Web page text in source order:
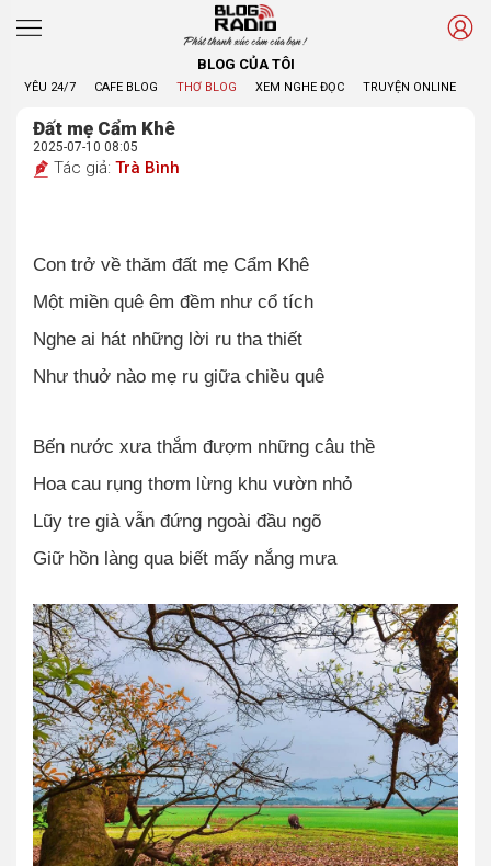
Phát thanh xúc cảm của bạn !
BLOG CỦA TÔI
YÊU 24/7 CAFE BLOG THƠ BLOG XEM NGHE ĐỌC TRUYỆN ONLINE
Đất mẹ Cẩm Khê
2025-07-10 08:05
Tác giả: Trà Bình
Con trở về thăm đất mẹ Cẩm Khê
Một miền quê êm đềm như cổ tích
Nghe ai hát những lời ru tha thiết
Như thuở nào mẹ ru giữa chiều quê
Bến nước xưa thắm đượm những câu thề
Hoa cau rụng thơm lừng khu vườn nhỏ
Lũy tre già vẫn đứng ngoài đầu ngõ
Giữ hồn làng qua biết mấy nắng mưa